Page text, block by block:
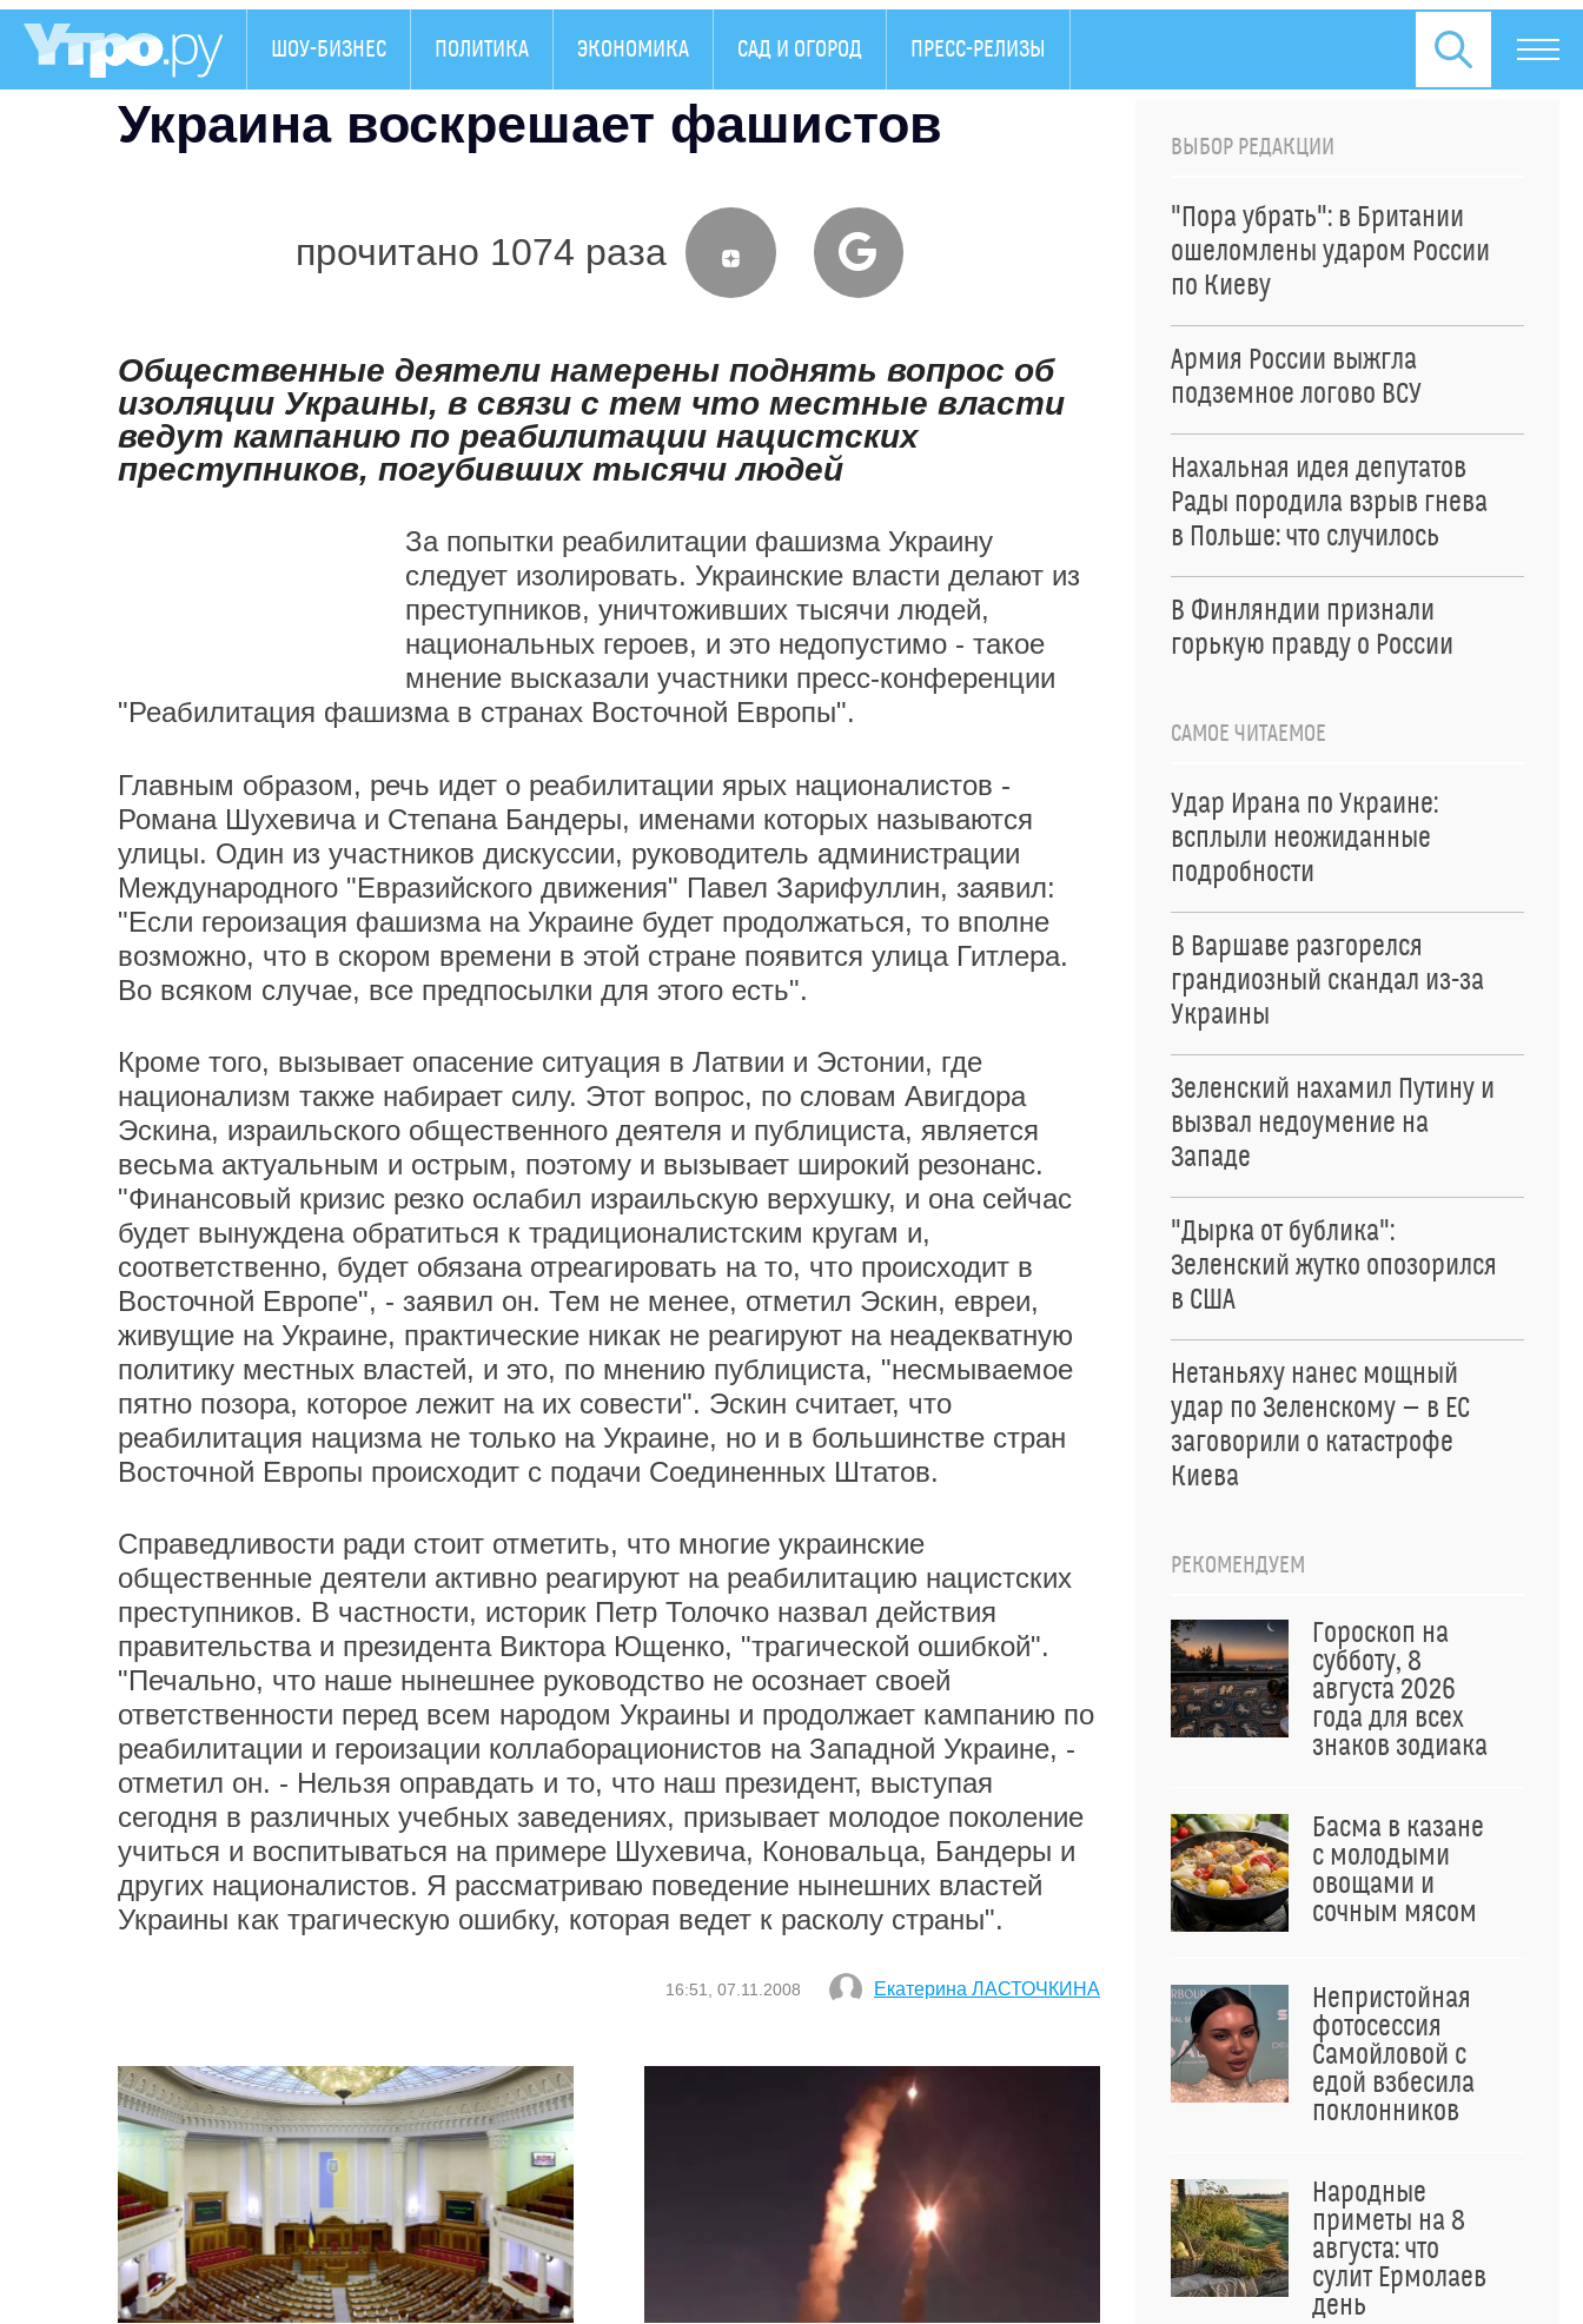
ШОУ-БИЗНЕС ПОЛИТИКА ЭКОНОМИКА САД И ОГОРОД ПРЕСС-РЕЛИЗЫ
Украина воскрешает фашистов
прочитано 1074 раза
Общественные деятели намерены поднять вопрос об
изоляции Украины, в связи с тем что местные власти
ведут кампанию по реабилитации нацистских
преступников, погубивших тысячи людей
За попытки реабилитации фашизма Украину
следует изолировать. Украинские власти делают из
преступников, уничтоживших тысячи людей,
национальных героев, и это недопустимо - такое
мнение высказали участники пресс-конференции
"Реабилитация фашизма в странах Восточной Европы".
Главным образом, речь идет о реабилитации ярых националистов -
Романа Шухевича и Степана Бандеры, именами которых называются
улицы. Один из участников дискуссии, руководитель администрации
Международного "Евразийского движения" Павел Зарифуллин, заявил:
"Если героизация фашизма на Украине будет продолжаться, то вполне
возможно, что в скором времени в этой стране появится улица Гитлера.
Во всяком случае, все предпосылки для этого есть".
Кроме того, вызывает опасение ситуация в Латвии и Эстонии, где
национализм также набирает силу. Этот вопрос, по словам Авигдора
Эскина, израильского общественного деятеля и публициста, является
весьма актуальным и острым, поэтому и вызывает широкий резонанс.
"Финансовый кризис резко ослабил израильскую верхушку, и она сейчас
будет вынуждена обратиться к традиционалистским кругам и,
соответственно, будет обязана отреагировать на то, что происходит в
Восточной Европе", - заявил он. Тем не менее, отметил Эскин, евреи,
живущие на Украине, практические никак не реагируют на неадекватную
политику местных властей, и это, по мнению публициста, "несмываемое
пятно позора, которое лежит на их совести". Эскин считает, что
реабилитация нацизма не только на Украине, но и в большинстве стран
Восточной Европы происходит с подачи Соединенных Штатов.
Справедливости ради стоит отметить, что многие украинские
общественные деятели активно реагируют на реабилитацию нацистских
преступников. В частности, историк Петр Толочко назвал действия
правительства и президента Виктора Ющенко, "трагической ошибкой".
"Печально, что наше нынешнее руководство не осознает своей
ответственности перед всем народом Украины и продолжает кампанию по
реабилитации и героизации коллаборационистов на Западной Украине, -
отметил он. - Нельзя оправдать и то, что наш президент, выступая
сегодня в различных учебных заведениях, призывает молодое поколение
учиться и воспитываться на примере Шухевича, Коновальца, Бандеры и
других националистов. Я рассматриваю поведение нынешних властей
Украины как трагическую ошибку, которая ведет к расколу страны".
16:51, 07.11.2008 Екатерина ЛАСТОЧКИНА
ВЫБОР РЕДАКЦИИ
"Пора убрать": в Британии
ошеломлены ударом России
по Киеву
Армия России выжгла
подземное логово ВСУ
Нахальная идея депутатов
Рады породила взрыв гнева
в Польше: что случилось
В Финляндии признали
горькую правду о России
САМОЕ ЧИТАЕМОЕ
Удар Ирана по Украине:
всплыли неожиданные
подробности
В Варшаве разгорелся
грандиозный скандал из-за
Украины
Зеленский нахамил Путину и
вызвал недоумение на
Западе
"Дырка от бублика":
Зеленский жутко опозорился
в США
Нетаньяху нанес мощный
удар по Зеленскому — в ЕС
заговорили о катастрофе
Киева
РЕКОМЕНДУЕМ
Гороскоп на
субботу, 8
августа 2026
года для всех
знаков зодиака
Басма в казане
с молодыми
овощами и
сочным мясом
Непристойная
фотосессия
Самойловой с
едой взбесила
поклонников
Народные
приметы на 8
августа: что
сулит Ермолаев
день